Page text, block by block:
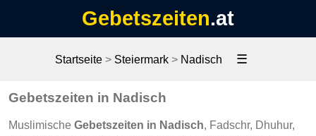
Gebetszeiten.at
Startseite> Steiermark> Nadisch ☰
Gebetszeiten in Nadisch
Muslimische Gebetszeiten in Nadisch, Fadschr, Dhuhur,